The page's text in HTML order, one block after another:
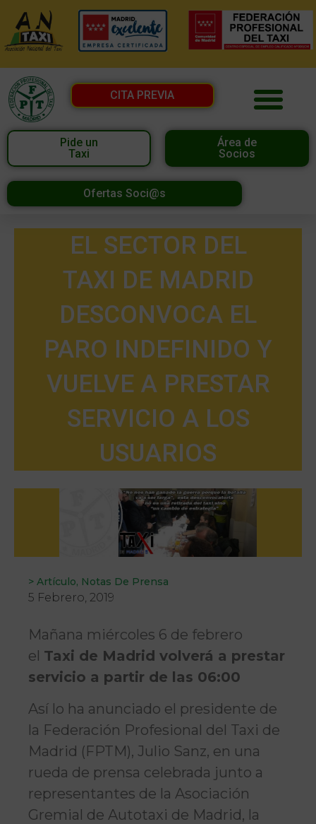
CITA PREVIA
Pide un
Taxi
Área de
Socios
Ofertas Soci@s
EL SECTOR DEL
TAXI DE MADRID
DESCONVOCA EL
PARO INDEFINIDO Y
VUELVE A PRESTAR
SERVICIO A LOS
USUARIOS
> Artículo, Notas De Prensa
5 Febrero, 2019
Mañana miércoles 6 de febrero
el Taxi de Madrid volverá a prestar
servicio a partir de las 06:00
Así lo ha anunciado el presidente de
la Federación Profesional del Taxi de
Madrid (FPTM), Julio Sanz, en una
rueda de prensa celebrada junto a
representantes de la Asociación
Gremial de Autotaxi de Madrid, la